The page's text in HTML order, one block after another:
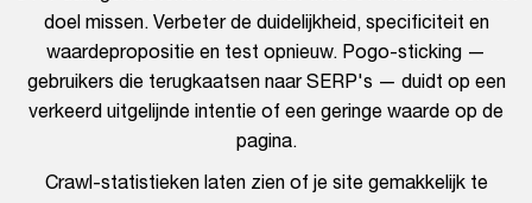
doel missen. Verbeter de duidelijkheid, specificiteit en
waardepropositie en test opnieuw. Pogo-sticking —
gebruikers die terugkaatsen naar SERP's — duidt op een
verkeerd uitgelijnde intentie of een geringe waarde op de
pagina.
Crawl-statistieken laten zien of je site gemakkelijk te